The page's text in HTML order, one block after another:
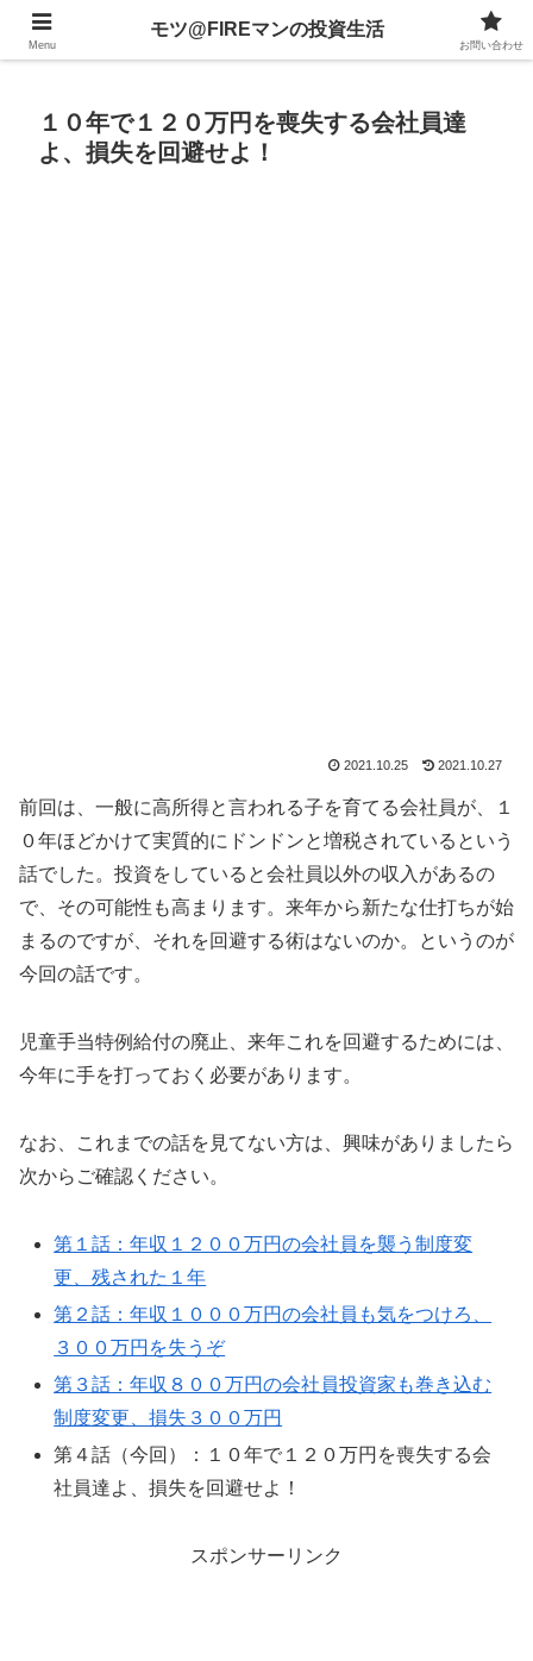
不動産、投資信託、暗号資産、株式、等々への投資について
１０年で１２０万円を喪失する会社員達
よ、損失を回避せよ！
2021.10.25 2021.10.27
前回は、一般に高所得と言われる子を育てる会社員が、１
０年ほどかけて実質的にドンドンと増税されているという
話でした。投資をしていると会社員以外の収入があるの
で、その可能性も高まります。来年から新たな仕打ちが始
まるのですが、それを回避する術はないのか。というのが
今回の話です。
児童手当特例給付の廃止、来年これを回避するためには、
今年に手を打っておく必要があります。
なお、これまでの話を見てない方は、興味がありましたら
次からご確認ください。
第１話：年収１２００万円の会社員を襲う制度変
更、残された１年
第２話：年収１０００万円の会社員も気をつけろ、
３００万円を失うぞ
第３話：年収８００万円の会社員投資家も巻き込む
制度変更、損失３００万円
第４話（今回）：１０年で１２０万円を喪失する会
社員達よ、損失を回避せよ！
スポンサーリンク
Menu
モツ@FIREマンの投資生活
お問い合わせ